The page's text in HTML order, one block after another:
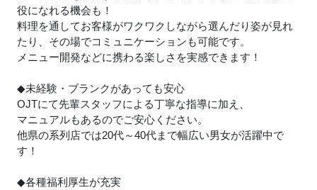
役になれる機会も！
料理を通してお客様がワクワクしながら選んだり姿が見れ
たり、その場でコミュニケーションも可能です。
メニュー開発などに携わる楽しさを実感できます！
◆未経験・ブランクがあっても安心
OJTにて先輩スタッフによる丁寧な指導に加え、
マニュアルもあるのでご安心ください。
他県の系列店では20代～40代まで幅広い男女が活躍中で
す！
◆各種福利厚生が充実